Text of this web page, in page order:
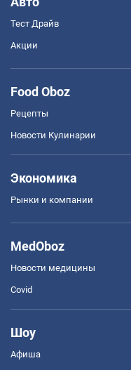
Тест Драйв
Акции
Food Oboz
Рецепты
Новости Кулинарии
Экономика
Рынки и компании
MedOboz
Новости медицины
Covid
Шоу
Афиша